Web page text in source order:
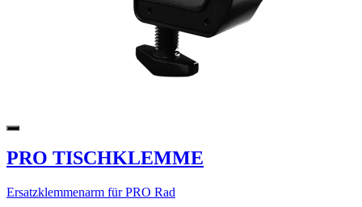
PRO TISCHKLEMME
Ersatzklemmenarm für PRO Rad